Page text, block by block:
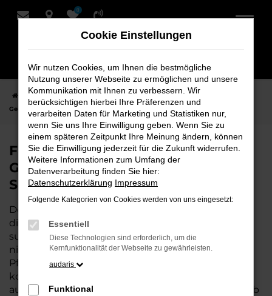
Zum
0
Startseite Leer VW VW Taigo
Finden Sie Ihren VW Taigo
Gebrauchtwagen für Leer bei Schmidt + Koch
Finden Sie Ihren VW Taigo
Gebrauchtwagen für Leer bei
Schmidt + Koch
Der VW Taigo ist die perfekte Wahl für alle in Leer,
die ein zuverlässiges und modernes Fahrzeug
suchen. Mit seiner erstklassigen Ausstattung, der
niedrigen Laufleistung und der ausgezeichneten
Pflege ist dieser Gebrauchtwagen eine
kostengünstige Alternative zum Neuwagen, ohne
auf Komfort und Qualität verzichten zu müssen. Ob
Cookie Einstellungen
Wir nutzen Cookies, um Ihnen die bestmögliche
Nutzung unserer Webseite zu ermöglichen und unsere
Kommunikation mit Ihnen zu verbessern. Wir
berücksichtigen hierbei Ihre Präferenzen und
verarbeiten Daten für Marketing und Statistiken nur,
wenn Sie uns Ihre Einwilligung geben. Wenn Sie zu
einem späteren Zeitpunkt Ihre Meinung ändern, können
Sie die Einwilligung jederzeit für die Zukunft widerrufen.
Weitere Informationen zum Umfang der
Datenverarbeitung finden Sie hier:
Datenschutzerklärung Impressum
Folgende Kategorien von Cookies werden von uns eingesetzt:
Essentiell
Diese Technologien sind erforderlich, um die
Kernfunktionalität der Webseite zu gewährleisten.
audaris
Funktional